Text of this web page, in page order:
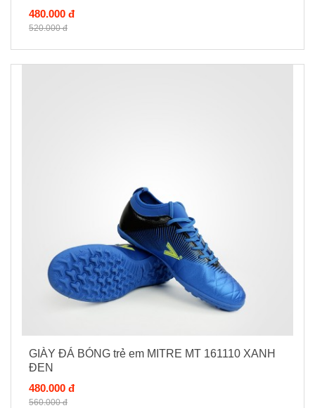
480.000 đ
520.000 đ
GIÀY ĐÁ BÓNG trẻ em MITRE MT 161110 XANH
ĐEN
480.000 đ
560.000 đ